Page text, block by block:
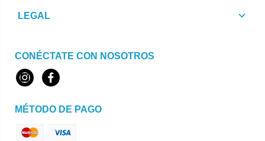
LEGAL
CONÉCTATE CON NOSOTROS
InstagramFacebook
MÉTODO DE PAGO